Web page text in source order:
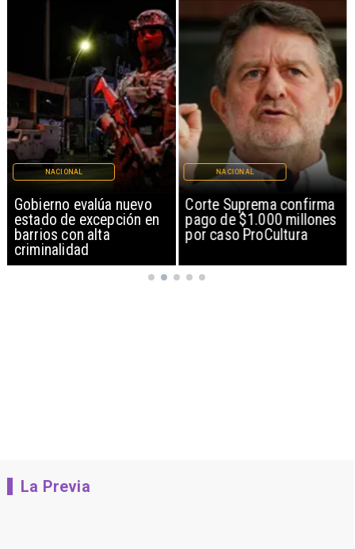
Gobierno evalúa nuevo
estado de excepción en
barrios con alta
criminalidad
NACIONAL
Corte Suprema confirma
pago de $1.000 millones
por caso ProCultura
NACIONAL
La Previa